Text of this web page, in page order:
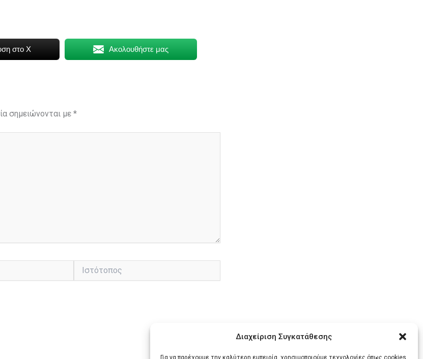
Διαχείριση Συγκατάθεσης
Για να παρέχουμε την καλύτερη εμπειρία, χρησιμοποιούμε τεχνολογίες όπως cookies
στο X Ακολουθήστε μας
σημειώνονται με *
Ιστότοπος